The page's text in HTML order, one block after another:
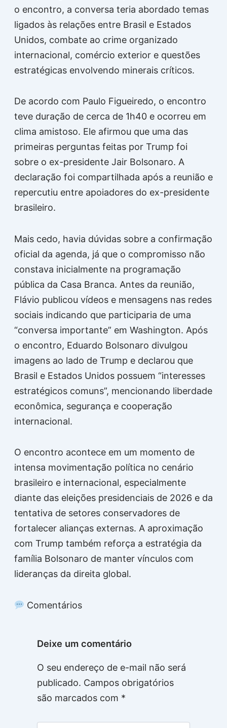
o encontro, a conversa teria abordado temas
ligados às relações entre Brasil e Estados
Unidos, combate ao crime organizado
internacional, comércio exterior e questões
estratégicas envolvendo minerais críticos.
De acordo com Paulo Figueiredo, o encontro
teve duração de cerca de 1h40 e ocorreu em
clima amistoso. Ele afirmou que uma das
primeiras perguntas feitas por Trump foi
sobre o ex-presidente Jair Bolsonaro. A
declaração foi compartilhada após a reunião e
repercutiu entre apoiadores do ex-presidente
brasileiro.
Mais cedo, havia dúvidas sobre a confirmação
oficial da agenda, já que o compromisso não
constava inicialmente na programação
pública da Casa Branca. Antes da reunião,
Flávio publicou vídeos e mensagens nas redes
sociais indicando que participaria de uma
“conversa importante” em Washington. Após
o encontro, Eduardo Bolsonaro divulgou
imagens ao lado de Trump e declarou que
Brasil e Estados Unidos possuem “interesses
estratégicos comuns”, mencionando liberdade
econômica, segurança e cooperação
internacional.
O encontro acontece em um momento de
intensa movimentação política no cenário
brasileiro e internacional, especialmente
diante das eleições presidenciais de 2026 e da
tentativa de setores conservadores de
fortalecer alianças externas. A aproximação
com Trump também reforça a estratégia da
família Bolsonaro de manter vínculos com
lideranças da direita global.
Comentários
Deixe um comentário
O seu endereço de e-mail não será
publicado. Campos obrigatórios
são marcados com *